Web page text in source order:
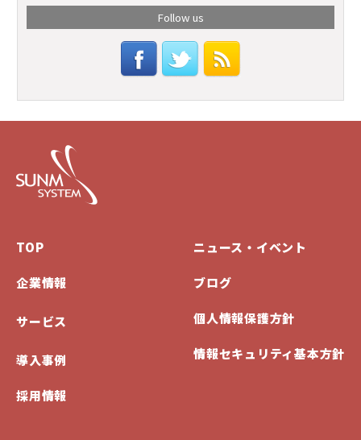
Follow us
TOP
企業情報
サービス
導入事例
採用情報
ニュース・イベント
ブログ
個人情報保護方針
情報セキュリティ基本方針